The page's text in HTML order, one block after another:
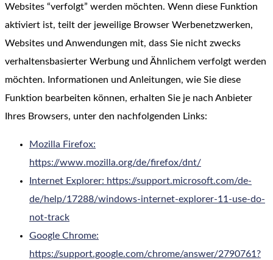
Websites “verfolgt” werden möchten. Wenn diese Funktion
aktiviert ist, teilt der jeweilige Browser Werbenetzwerken,
Websites und Anwendungen mit, dass Sie nicht zwecks
verhaltensbasierter Werbung und Ähnlichem verfolgt werden
möchten. Informationen und Anleitungen, wie Sie diese
Funktion bearbeiten können, erhalten Sie je nach Anbieter
Ihres Browsers, unter den nachfolgenden Links:
Mozilla Firefox:
https://www.mozilla.org/de/firefox/dnt/
Internet Explorer: https://support.microsoft.com/de-
de/help/17288/windows-internet-explorer-11-use-do-
not-track
Google Chrome:
https://support.google.com/chrome/answer/2790761?